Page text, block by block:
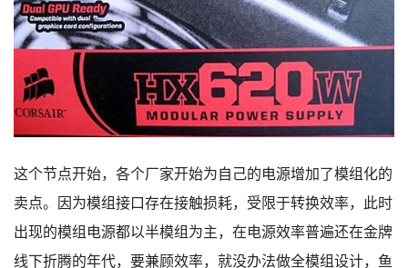
这个节点开始，各个厂家开始为自己的电源增加了模组化的
卖点。因为模组接口存在接触损耗，受限于转换效率，此时
出现的模组电源都以半模组为主，在电源效率普遍还在金牌
线下折腾的年代，要兼顾效率，就没办法做全模组设计，鱼